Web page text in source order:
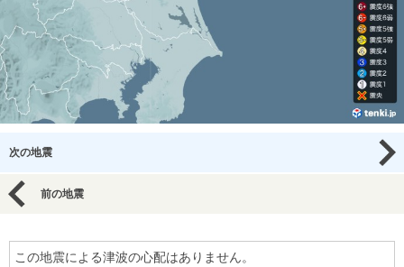
次の地震
前の地震
この地震による津波の心配はありません。